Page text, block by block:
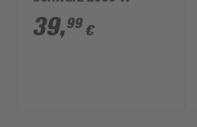
39,99 €